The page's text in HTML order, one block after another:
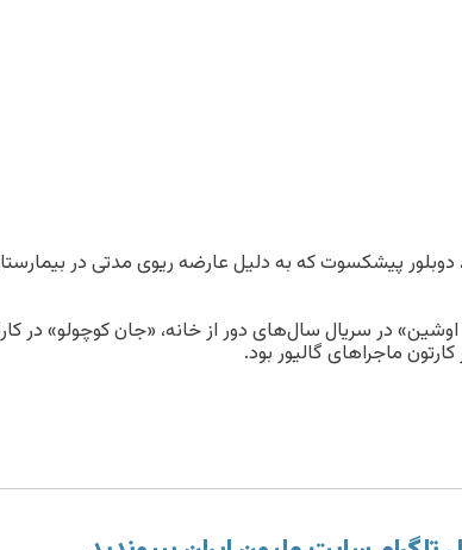
دوبلور پیشکسوت که به دلیل عارضه ریوی مدتی در
در سریال سال‌های دور از خانه، «جان کوچولو» در
ماجراهای گالیور بود.